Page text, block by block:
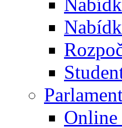
Online